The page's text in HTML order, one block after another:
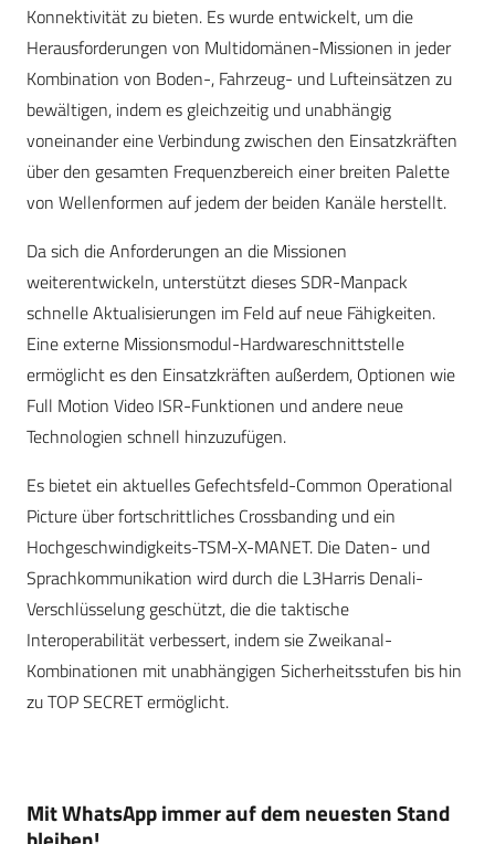
Konnektivität zu bieten. Es wurde entwickelt, um die
Herausforderungen von Multidomänen-Missionen in jeder
Kombination von Boden-, Fahrzeug- und Lufteinsätzen zu
bewältigen, indem es gleichzeitig und unabhängig
voneinander eine Verbindung zwischen den Einsatzkräften
über den gesamten Frequenzbereich einer breiten Palette
von Wellenformen auf jedem der beiden Kanäle herstellt.
Da sich die Anforderungen an die Missionen
weiterentwickeln, unterstützt dieses SDR-Manpack
schnelle Aktualisierungen im Feld auf neue Fähigkeiten.
Eine externe Missionsmodul-Hardwareschnittstelle
ermöglicht es den Einsatzkräften außerdem, Optionen wie
Full Motion Video ISR-Funktionen und andere neue
Technologien schnell hinzuzufügen.
Es bietet ein aktuelles Gefechtsfeld-Common Operational
Picture über fortschrittliches Crossbanding und ein
Hochgeschwindigkeits-TSM-X-MANET. Die Daten- und
Sprachkommunikation wird durch die L3Harris Denali-
Verschlüsselung geschützt, die die taktische
Interoperabilität verbessert, indem sie Zweikanal-
Kombinationen mit unabhängigen Sicherheitsstufen bis hin
zu TOP SECRET ermöglicht.
Mit WhatsApp immer auf dem neuesten Stand